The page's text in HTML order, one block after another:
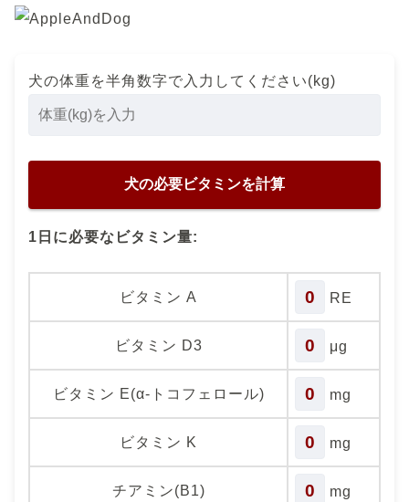
犬の体重を半角数字で入力してください(kg)
1日に必要なビタミン量:
ビタミン A 0 RE
ビタミン D3 0 μg
ビタミン E(α-トコフェロール) 0 mg
ビタミン K 0 mg
チアミン(B1) 0 mg